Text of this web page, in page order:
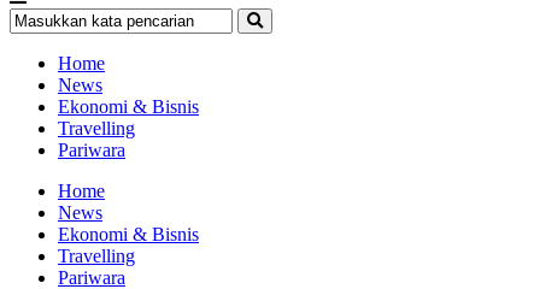
Home
News
Ekonomi & Bisnis
Travelling
Pariwara
Home
News
Ekonomi & Bisnis
Travelling
Pariwara